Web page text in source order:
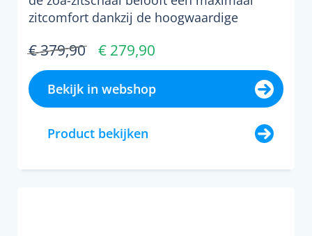
zitcomfort dankzij de hoogwaardige
€ 379,90 € 279,90
Bekijk in webshop
Product bekijken